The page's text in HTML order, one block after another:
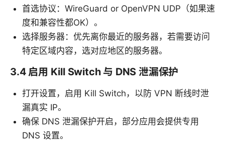
首选协议：WireGuard or OpenVPN UDP（如果速
度和兼容性都OK）。
选择服务器：优先离你最近的服务器，若需要访问
特定区域内容，选对应地区的服务器。
3.4 启用 Kill Switch 与 DNS 泄漏保护
打开设置，启用 Kill Switch，以防 VPN 断线时泄
漏真实 IP。
确保 DNS 泄漏保护开启，部分应用会提供专用
DNS 设置。